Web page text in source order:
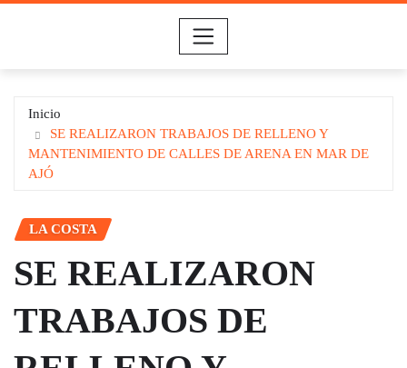
Inicio
SE REALIZARON TRABAJOS DE RELLENO Y
MANTENIMIENTO DE CALLES DE ARENA EN MAR DE
AJÓ
LA COSTA
SE REALIZARON
TRABAJOS DE